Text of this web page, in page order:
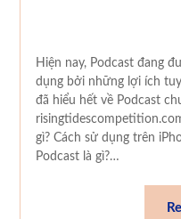
Hiện nay, Podcast đang
dụng bởi những lợi ích
đã hiểu hết về Podcast
gì? Cách sử dụng trên
Podcast là gì?…